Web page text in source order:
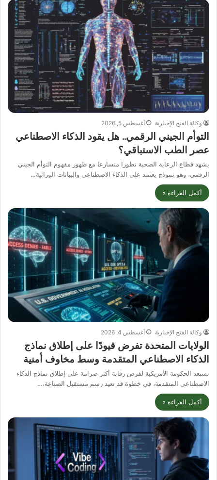
وكالة الفتح الإخبارية أغسطس 5, 2026
التوأم الجيني الرقمي.. هل يقود الذكاء الاصطناعي
عصر الطب الاستباقي؟
يشهد قطاع الرعاية الصحية تطورا متسارعا مع ظهور مفهوم التوأم الجيني
الرقمي، وهو نموذج يعتمد على الذكاء الاصطناعي والبيانات الوراثية…
أكمل القراءة »
وكالة الفتح الإخبارية أغسطس 4, 2026
الولايات المتحدة تفرض قيودًا على إطلاق نماذج
الذكاء الاصطناعي المتقدمة وسط مخاوف أمنية
تستعد الحكومة الأمريكية لفرض رقابة أكثر صرامة على إطلاق نماذج الذكاء
الاصطناعي المتقدمة، في خطوة قد تعيد رسم مستقبل الصناعة،…
أكمل القراءة »